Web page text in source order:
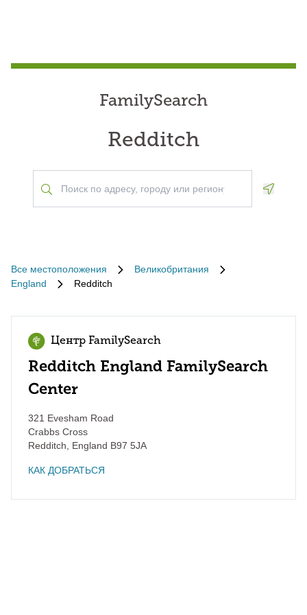
FamilySearch
Redditch
Все местоположения
Великобритания
England
Redditch
Центр FamilySearch
Redditch England FamilySearch
Center
321 Evesham Road
Crabbs Cross
Redditch
England B97 5JA
КАК ДОБРАТЬСЯ